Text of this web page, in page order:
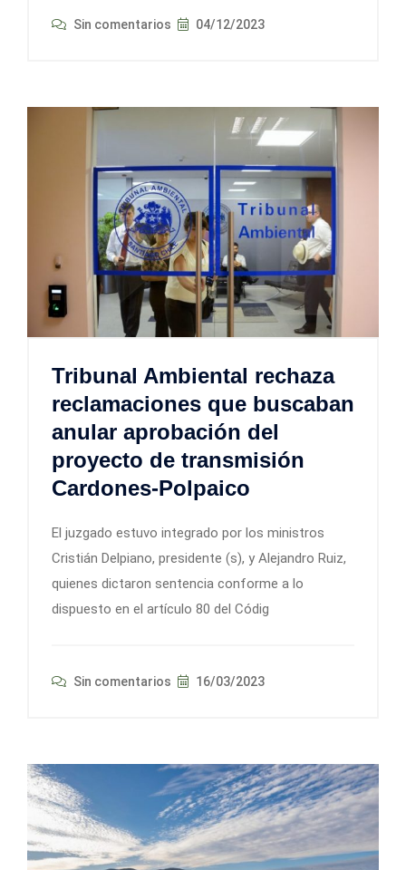
Sin comentarios 04/12/2023
Tribunal Ambiental rechaza
reclamaciones que buscaban
anular aprobación del
proyecto de transmisión
Cardones-Polpaico
El juzgado estuvo integrado por los ministros
Cristián Delpiano, presidente (s), y Alejandro Ruiz,
quienes dictaron sentencia conforme a lo
dispuesto en el artículo 80 del Códig
Sin comentarios 16/03/2023